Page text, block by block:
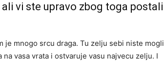
vi ste upravo zbog toga postali
je mnogo srcu draga. Tu zelju sebi niste mogli
vasa vrata i ostvaruje vasu najvecu zelju. I